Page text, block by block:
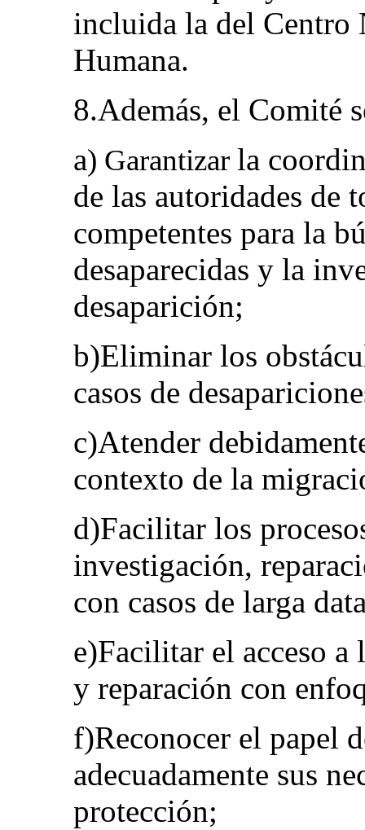
incluida la del Centro
Humana.
8.Además, el Comité
a) Garantizar la
de las autoridades de
competentes para la
desaparecidas y la
desaparición;
b)Eliminar los
casos de
c)Atender
contexto de la
d)Facilitar los
investigación,
con casos de larga
e)Facilitar el acceso a
y reparación con
f)Reconocer el papel
adecuadamente sus
protección;